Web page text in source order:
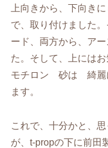
上向きから、下向き
で、取り付けました
ード、両方から、ア
た。そして、上には
モチロン 砂は 綺麗
ます。
これで、十分かと、
が、t-propの下に前田